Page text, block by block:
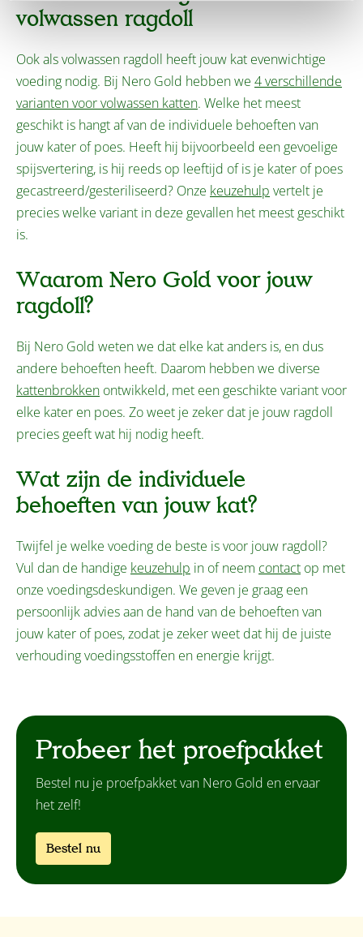
volwassen ragdoll
Ook als volwassen ragdoll heeft jouw kat evenwichtige
voeding nodig. Bij Nero Gold hebben we 4 verschillende
varianten voor volwassen katten. Welke het meest
geschikt is hangt af van de individuele behoeften van
jouw kater of poes. Heeft hij bijvoorbeeld een gevoelige
spijsvertering, is hij reeds op leeftijd of is je kater of poes
gecastreerd/gesteriliseerd? Onze keuzehulp vertelt je
precies welke variant in deze gevallen het meest geschikt
is.
Waarom Nero Gold voor jouw
ragdoll?
Bij Nero Gold weten we dat elke kat anders is, en dus
andere behoeften heeft. Daarom hebben we diverse
kattenbrokken ontwikkeld, met een geschikte variant voor
elke kater en poes. Zo weet je zeker dat je jouw ragdoll
precies geeft wat hij nodig heeft.
Wat zijn de individuele
behoeften van jouw kat?
Twijfel je welke voeding de beste is voor jouw ragdoll?
Vul dan de handige keuzehulp in of neem contact op met
onze voedingsdeskundigen. We geven je graag een
persoonlijk advies aan de hand van de behoeften van
jouw kater of poes, zodat je zeker weet dat hij de juiste
verhouding voedingsstoffen en energie krijgt.
Probeer het proefpakket
Bestel nu je proefpakket van Nero Gold en ervaar
het zelf!
Bestel nu